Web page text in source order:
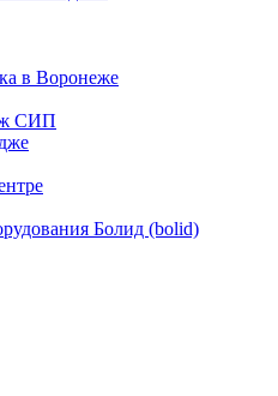
в Воронеже
СИП
Болид (bolid)